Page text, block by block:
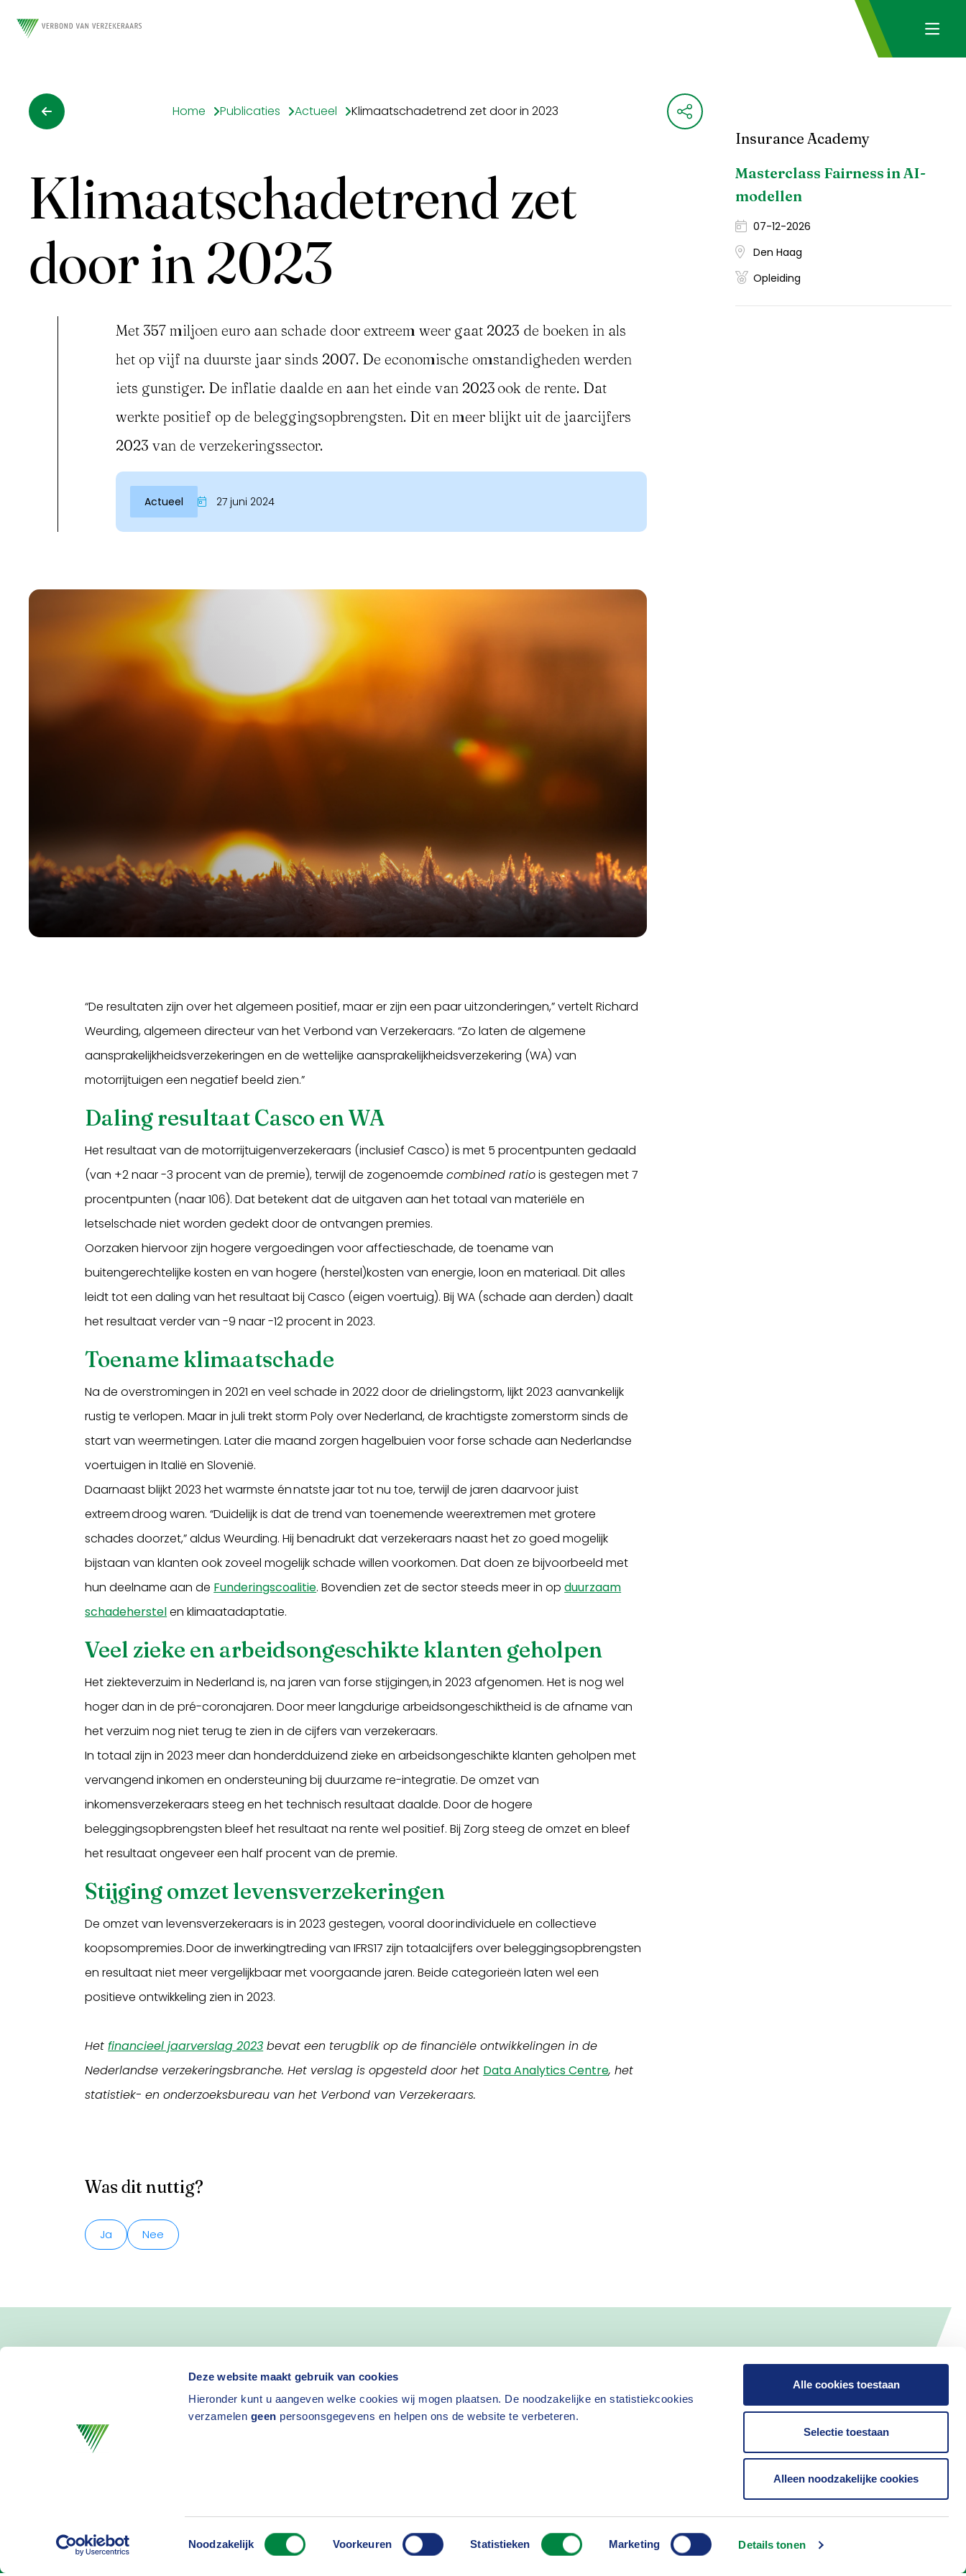
Deze website maakt gebruik van cookies
Hieronder kunt u aangeven welke cookies wij mogen plaatsen. De noodzakelijke en statistiekcookies
verzamelen geen persoonsgegevens en helpen ons de website te verbeteren.
Toestemmingsselectie
Noodzakelijk Voorkeuren Statistieken Marketing Details tonen
Alle cookies toestaan
Selectie toestaan
Alleen noodzakelijke cookies
Home Publicaties Actueel Klimaatschadetrend zet door in 2023
Klimaatschadetrend zet
door in 2023
Met 357 miljoen euro aan schade door extreem weer gaat 2023 de boeken in als
het op vijf na duurste jaar sinds 2007. De economische omstandigheden werden
iets gunstiger. De inflatie daalde en aan het einde van 2023 ook de rente. Dat
werkte positief op de beleggingsopbrengsten. Dit en meer blijkt uit de jaarcijfers
2023 van de verzekeringssector.
Actueel 27 juni 2024
“De resultaten zijn over het algemeen positief, maar er zijn een paar uitzonderingen,” vertelt Richard
Weurding, algemeen directeur van het Verbond van Verzekeraars. “Zo laten de algemene
aansprakelijkheidsverzekeringen en de wettelijke aansprakelijkheidsverzekering (WA) van
motorrijtuigen een negatief beeld zien.”
Daling resultaat Casco en WA
Het resultaat van de motorrijtuigenverzekeraars (inclusief Casco) is met 5 procentpunten gedaald
(van +2 naar -3 procent van de premie), terwijl de zogenoemdecombined ratiois gestegen met 7
procentpunten (naar 106). Dat betekent dat de uitgaven aan het totaal van materiële en
letselschade niet worden gedekt door de ontvangen premies.
Oorzaken hiervoor zijn hogere vergoedingen voor affectieschade, de toename van
buitengerechtelijke kosten en van hogere (herstel)kosten van energie, loon en materiaal. Dit alles
leidt tot een daling van het resultaat bij Casco (eigen voertuig). Bij WA (schade aan derden) daalt
het resultaat verder van -9 naar -12 procent in 2023.
Toename klimaatschade
Na de overstromingen in 2021 en veel schade in 2022 door de drielingstorm, lijkt 2023 aanvankelijk
rustig te verlopen. Maar in juli trekt storm Poly over Nederland, de krachtigste zomerstorm sinds de
start van weermetingen. Later die maand zorgen hagelbuien voor forse schade aan Nederlandse
voertuigen in Italië en Slovenië.
Daarnaast blijkt 2023 het warmste én natste jaar tot nu toe, terwijl de jaren daarvoor juist
extreem droog waren. “Duidelijk is dat de trend van toenemende weerextremen met grotere
schades doorzet,” aldus Weurding. Hij benadrukt dat verzekeraars naast het zo goed mogelijk
bijstaan van klanten ook zoveel mogelijk schade willen voorkomen. Dat doen ze bijvoorbeeld met
hun deelname aan de Funderingscoalitie. Bovendien zet de sector steeds meer in opduurzaam
schadeherstelen klimaatadaptatie.
Veel zieke en arbeidsongeschikte klanten geholpen
Het ziekteverzuim in Nederland is, na jaren van forse stijgingen, in 2023 afgenomen. Het is nog wel
hoger dan in de pré-coronajaren. Door meer langdurige arbeidsongeschiktheid is de afname van
het verzuim nog niet terug te zien in de cijfers van verzekeraars.
In totaal zijn in 2023 meer dan honderdduizend zieke en arbeidsongeschikte klanten geholpen met
vervangend inkomen en ondersteuning bij duurzame re-integratie. De omzet van
inkomensverzekeraars steeg en het technisch resultaat daalde. Door de hogere
beleggingsopbrengsten bleef het resultaat na rente wel positief. Bij Zorg steeg de omzet en bleef
het resultaat ongeveer een half procent van de premie.
Stijging omzet levensverzekeringen
De omzet van levensverzekeraars is in 2023 gestegen, vooral door individuele en collectieve
koopsompremies. Door de inwerkingtreding van IFRS17 zijn totaalcijfers over beleggingsopbrengsten
en resultaat niet meer vergelijkbaar met voorgaande jaren. Beide categorieën laten wel een
positieve ontwikkeling zien in 2023.
Hetfinancieel jaarverslag 2023 bevat een terugblik op de financiële ontwikkelingen in de
Nederlandse verzekeringsbranche. Het verslag is opgesteld door het Data Analytics Centre, het
statistiek- en onderzoeksbureau van het Verbond van Verzekeraars.
Was dit nuttig?
Ja Nee
Insurance Academy
Masterclass Fairness in AI-
modellen
07-12-2026
Den Haag
Opleiding
Blijf op de hoogte van nieuws
en activiteiten
Nieuwsbrief aanvragen
Privacy DisclaimerCookies